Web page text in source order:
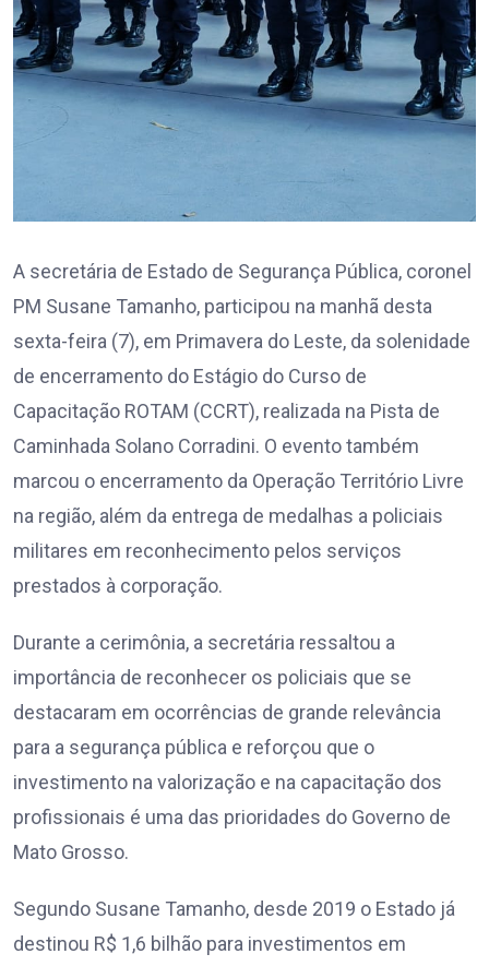
A secretária de Estado de Segurança Pública, coronel
PM Susane Tamanho, participou na manhã desta
sexta-feira (7), em Primavera do Leste, da solenidade
de encerramento do Estágio do Curso de
Capacitação ROTAM (CCRT), realizada na Pista de
Caminhada Solano Corradini. O evento também
marcou o encerramento da Operação Território Livre
na região, além da entrega de medalhas a policiais
militares em reconhecimento pelos serviços
prestados à corporação.
Durante a cerimônia, a secretária ressaltou a
importância de reconhecer os policiais que se
destacaram em ocorrências de grande relevância
para a segurança pública e reforçou que o
investimento na valorização e na capacitação dos
profissionais é uma das prioridades do Governo de
Mato Grosso.
Segundo Susane Tamanho, desde 2019 o Estado já
destinou R$ 1,6 bilhão para investimentos em